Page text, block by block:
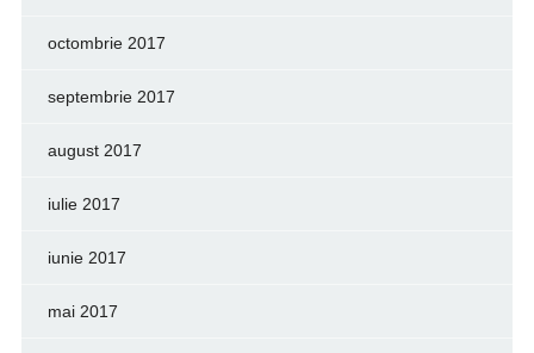
octombrie 2017
septembrie 2017
august 2017
iulie 2017
iunie 2017
mai 2017